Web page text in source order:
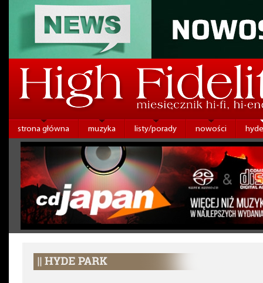
strona główna muzyka listy/porady nowości